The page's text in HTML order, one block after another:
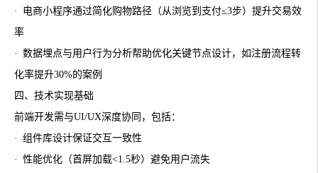
· 电商小程序通过简化购物路径（从浏览到支付≤3步）提升交易效
率
· 数据埋点与用户行为分析帮助优化关键节点设计，如注册流程转
化率提升30%的案例
四、技术实现基础
前端开发需与UI/UX深度协同，包括：
· 组件库设计保证交互一致性
· 性能优化（首屏加载<1.5秒）避免用户流失